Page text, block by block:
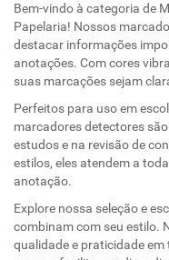
Bem-vindo à categoria de
Papelaria! Nossos
destacar informações
anotações. Com cores
suas marcações sejam
Perfeitos para uso em
marcadores detectores
estudos e na revisão de
estilos, eles atendem a
anotação.
Explore nossa seleção e
combinam com seu estilo.
qualidade e praticidade